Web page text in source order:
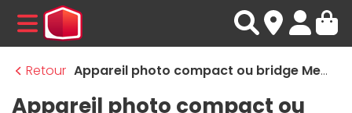
MENU
Retour
Appareil photo compact ou bridge Memory Stick Micro
Appareil photo compact ou